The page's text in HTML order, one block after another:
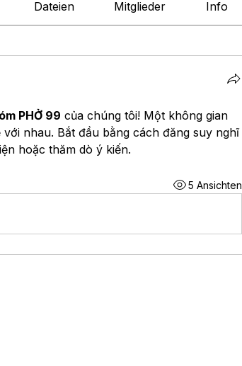
Dateien Mitglieder Info
PHỞ 99 của chúng tôi! Một không gian
nhau. Bắt đầu bằng cách đăng suy nghĩ
hoặc thăm dò ý kiến.
5 Ansichten